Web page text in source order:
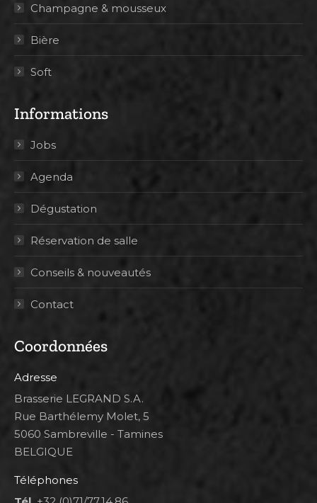
Champagne & mousseux
Bière
Soft
Informations
Jobs
Agenda
Dégustation
Réservation de salle
Conseils & nouveautés
Contact
Coordonnées
Adresse
Brasserie LEGRAND S.A.
Rue Barthélemy Molet, 5
5060 Sambreville - Tamines
BELGIQUE
Téléphones